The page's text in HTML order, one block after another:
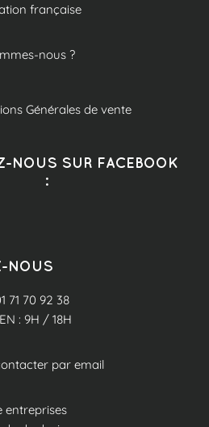
française
nous ?
Générales de vente
NOUS SUR FACEBOOK
:
NOUS
71 70 92 38
: 9H / 18H
par email
entreprises